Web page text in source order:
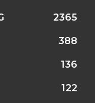
2365
388
136
122